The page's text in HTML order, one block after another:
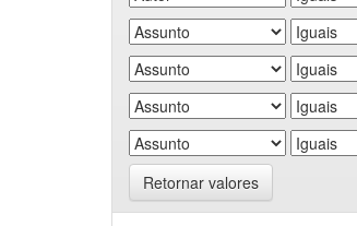
Retornar valores